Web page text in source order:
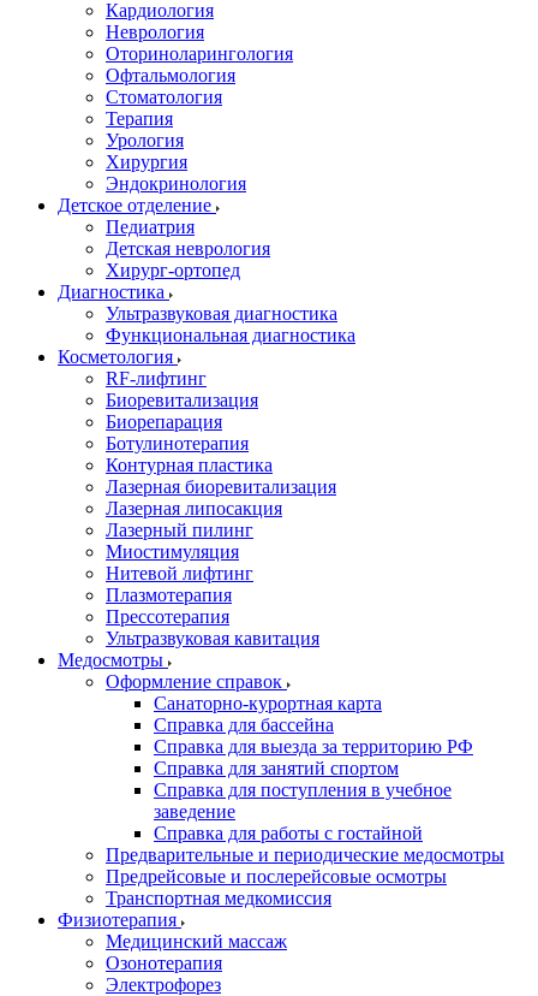
Кардиология
Неврология
Оториноларингология
Офтальмология
Стоматология
Терапия
Урология
Хирургия
Эндокринология
Детское отделение
Педиатрия
Детская неврология
Хирург-ортопед
Диагностика
Ультразвуковая диагностика
Функциональная диагностика
Косметология
RF-лифтинг
Биоревитализация
Биорепарация
Ботулинотерапия
Контурная пластика
Лазерная биоревитализация
Лазерная липосакция
Лазерный пилинг
Миостимуляция
Нитевой лифтинг
Плазмотерапия
Прессотерапия
Ультразвуковая кавитация
Медосмотры
Оформление справок
Санаторно-курортная карта
Справка для бассейна
Справка для выезда за территорию РФ
Справка для занятий спортом
Справка для поступления в учебное
заведение
Справка для работы с гостайной
Предварительные и периодические медосмотры
Предрейсовые и послерейсовые осмотры
Транспортная медкомиссия
Физиотерапия
Медицинский массаж
Озонотерапия
Электрофорез